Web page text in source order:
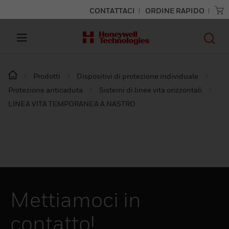
CONTATTACI ORDINE RAPIDO
Prodotti
Dispositivi di protezione individuale
Protezione anticaduta
Sistemi di linee vita orizzontali
LINEA VITA TEMPORANEA A NASTRO
Mettiamoci in
contatto!